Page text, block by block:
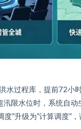
水过程库，提前72小
限水位时，系统自
”升级为”计算调度”